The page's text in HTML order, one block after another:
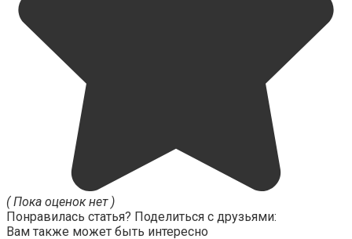
( Пока оценок нет )
Понравилась статья? Поделиться с друзьями:
Вам также может быть интересно